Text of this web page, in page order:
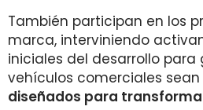
También participan en los
marca, interviniendo
iniciales del desarrollo para
vehículos comerciales sean
diseñados para